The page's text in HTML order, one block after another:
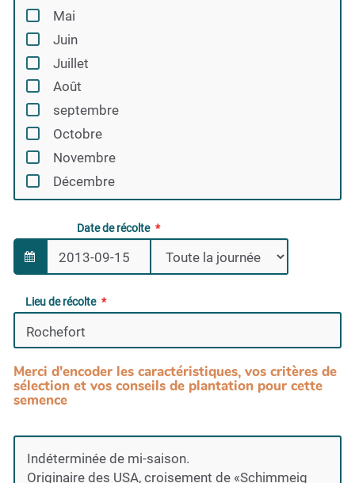
Mai
Juin
Juillet
Août
septembre
Octobre
Novembre
Décembre
Date de récolte
Lieu de récolte
Merci d'encoder les caractéristiques, vos critères de
sélection et vos conseils de plantation pour cette
semence